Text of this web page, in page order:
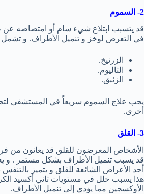
2- السموم
قد يتسبب ابتلاع شيء سام أو امتصاصه
في التعرض لوخز و تنميل الأطراف. و
الزرنيخ.
الثاليوم.
الزئبق.
يجب علاج السموم سريعاً في المستشفى
أخرى.
3- القلق
الأشخاص المعرضون للقلق قد يعانون من
قد يسبب تنميل الأطراف بشكل مستمر . و
أحد الأعراض الشائعة للقلق و يتميز
هذا يسبب خلل في مستويات ثاني أكسيد
الأوكسجين مما يؤدي إلى تنميل الأطراف.